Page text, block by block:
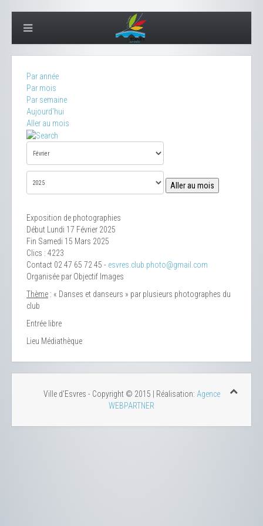
Par année
Par mois
Par semaine
Aujourd'hui
Aller au mois
Aller au mois
Exposition de photographies
Début Lundi 17 Février 2025
Fin Samedi 15 Mars 2025
Clics : 4223
Contact 02 47 65 72 45 - esvres.club.photo@gmail.com
Organisée par Objectif Images
Thème : « Danses et danseurs » par plusieurs photographes du
club
Entrée libre
Lieu Médiathèque
Ville d'Esvres - Copyright © 2015 | Réalisation: Agence
WEBPARTNER